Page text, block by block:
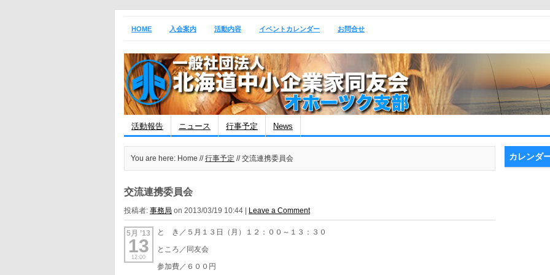
HOME 入会案内 活動内容 イベントカレンダー お問合せ
活動報告 ニュース 行事予定 News
You are here: Home //行事予定 // 交流連携委員会
交流連携委員会
投稿者: 事務局 on 2013/03/19 10:44 | Leave a Comment
5月 ’13
13
12:00
と き／５月１３日（月）１２：００～１３：３０
ところ／同友会
参加費／６００円
カレンダ